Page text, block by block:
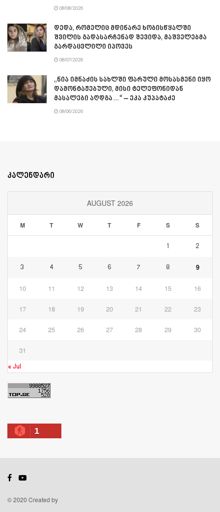
08/08/2026
დედა, რომელიც მდინარე ხობისწყალში
შვილის გადასარჩენად შევიდა, მაშველებმა
გარდაცვლილი იპოვეს
08/07/2026
„ნია იმნაძის სახლში ფარული მოსასმენი იყო
დამონტაჟებული, მისი ტელეფონიდან
მასალები აღდგა…“ – ეკა კუპატაძე
08/06/2026
კალენდარი
AUGUST 2026
M T W T F S S
1 2
3 4 5 6 7 8 9
10 11 12 13 14 15 16
17 18 19 20 21 22 23
24 25 26 27 28 29 30
31
« Jul
1
© 2020 Created by